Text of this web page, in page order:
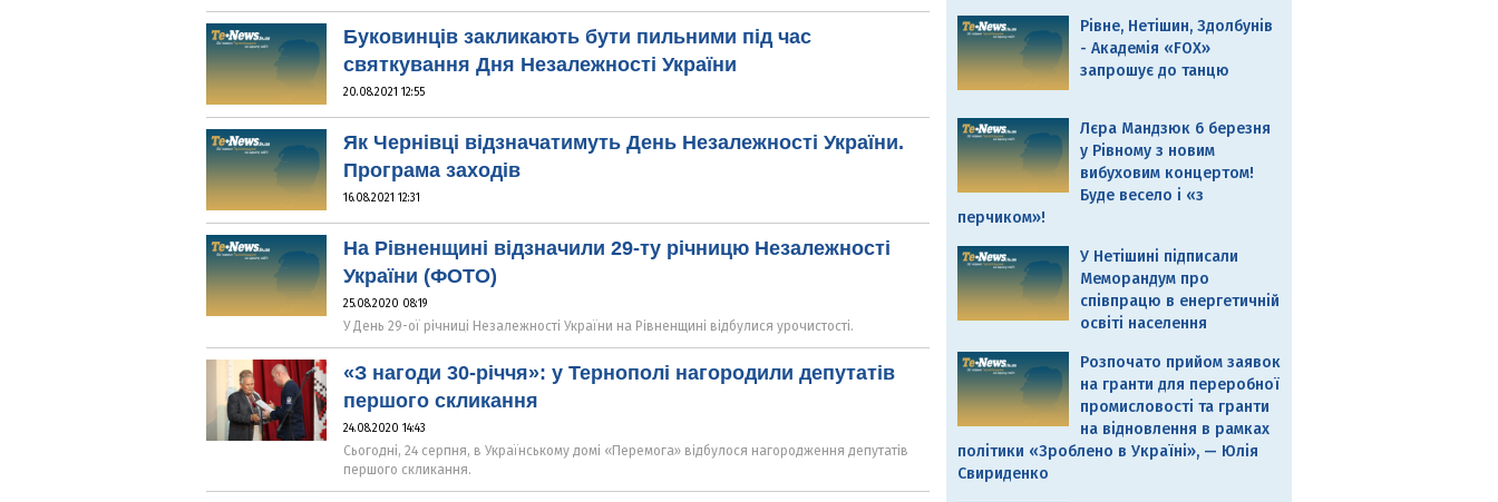
Буковинців закликають бути пильними під час
святкування Дня Незалежності України
20.08.2021 12:55
Як Чернівці відзначатимуть День Незалежності України.
Програма заходів
16.08.2021 12:31
На Рівненщині відзначили 29-ту річницю Незалежності
України (ФОТО)
25.08.2020 08:19
У День 29-ої річниці Незалежності України на Рівненщині відбулися урочистості.
«З нагоди 30-річчя»: у Тернополі нагородили депутатів
першого скликання
24.08.2020 14:43
Сьогодні, 24 серпня, в Українському домі «Перемога» відбулося нагородження депутатів
першого скликання.
Рівне, Нетішин, Здолбунів
- Академія «FOX»
запрошує до танцю
Лєра Мандзюк 6 березня
у Рівному з новим
вибуховим концертом!
Буде весело і «з
перчиком»!
У Нетішині підписали
Меморандум про
співпрацю в енергетичній
освіті населення
Розпочато прийом заявок
на гранти для переробної
промисловості та гранти
на відновлення в рамках
політики «Зроблено в Україні», — Юлія
Свириденко